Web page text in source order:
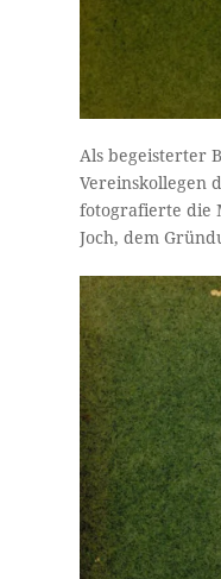
Als begeisterter
Vereinskollegen
fotografierte die
Joch, dem